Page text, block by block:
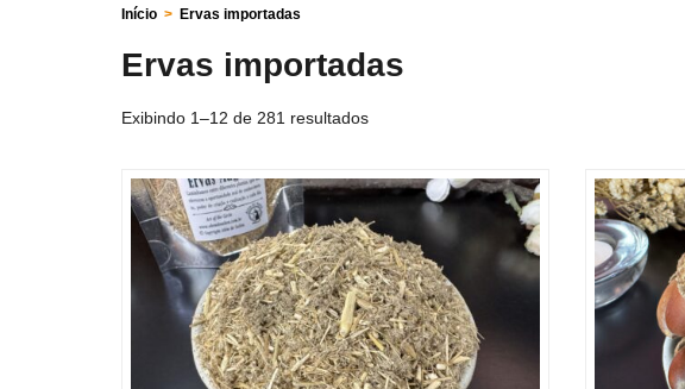
Início > Ervas importadas
Ervas importadas
Exibindo 1–12 de 281 resultados